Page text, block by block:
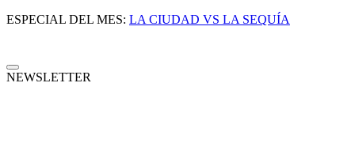
ESPECIAL DEL MES: LA CIUDAD VS LA SEQUÍA
NEWSLETTER